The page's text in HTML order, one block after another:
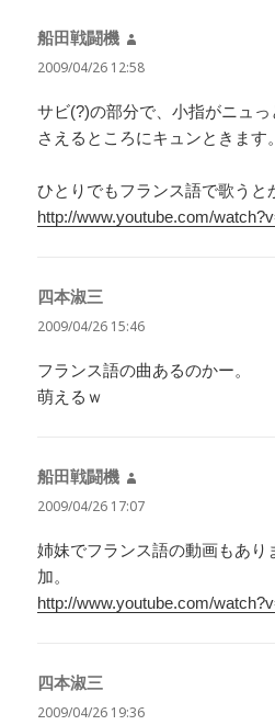
船田戦闘機
り:
2009/04/26 12:58
サビ(?)の部分で、小指がニュ
さえるところにキュンときます。
ひとりでもフランス語で歌うと
http://www.youtube.com/
四本淑三
り:
2009/04/26 15:46
フランス語の曲あるのかー。
萌えるｗ
船田戦闘機
り:
2009/04/26 17:07
姉妹でフランス語の動画もあり
加。
http://www.youtube.com/
四本淑三
り:
2009/04/26 19:36